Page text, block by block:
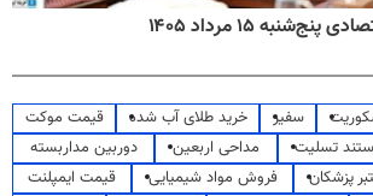
۱۵ مرداد ۱۴۰۵
سفیر خرید طلای آب شده
قیمت موکت
تسلیت مداحی اربعین
دوربین مداربسته
پزشکان
فروش مواد شیمیایی
قیمت ایمپلنت